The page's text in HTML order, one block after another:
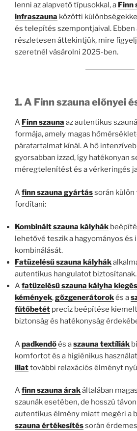
lenni az alapvető típusokkal, a Finn
infraszauna közötti
és telepítés szempontjaival. Ebben
részletesen áttekintjük, mire
szeretnél vásárolni 2025-ben.
1. A Finn szauna előnyei
A Finn szauna az autentikus
formája, amely magas
páratartalmat kínál. A hő
gyorsabban izzad, így hatékonyan
méregtelenítést és a vérkeringés
Afinn szauna gyártássorán
fordítani:
Kombinált szauna kályhák
lehetővé teszik a hagyományos és
kombinálását.
Fatüzelésű szauna kályhák
autentikus hangulatot biztosítanak.
Afatüzelésű szauna kályha
kémények,gőzgenerátorokés a
fűtőbetét precíz beépítése
biztonság és hatékonyság
Apadkendőés aszauna textíliák
komfortot és a higiénikus
illattovábbi relaxációs élményt
Afinn szauna árakáltalában
szaunák esetében, de hosszú
autentikus élmény miatt megéri a
szauna értékesítéssorán